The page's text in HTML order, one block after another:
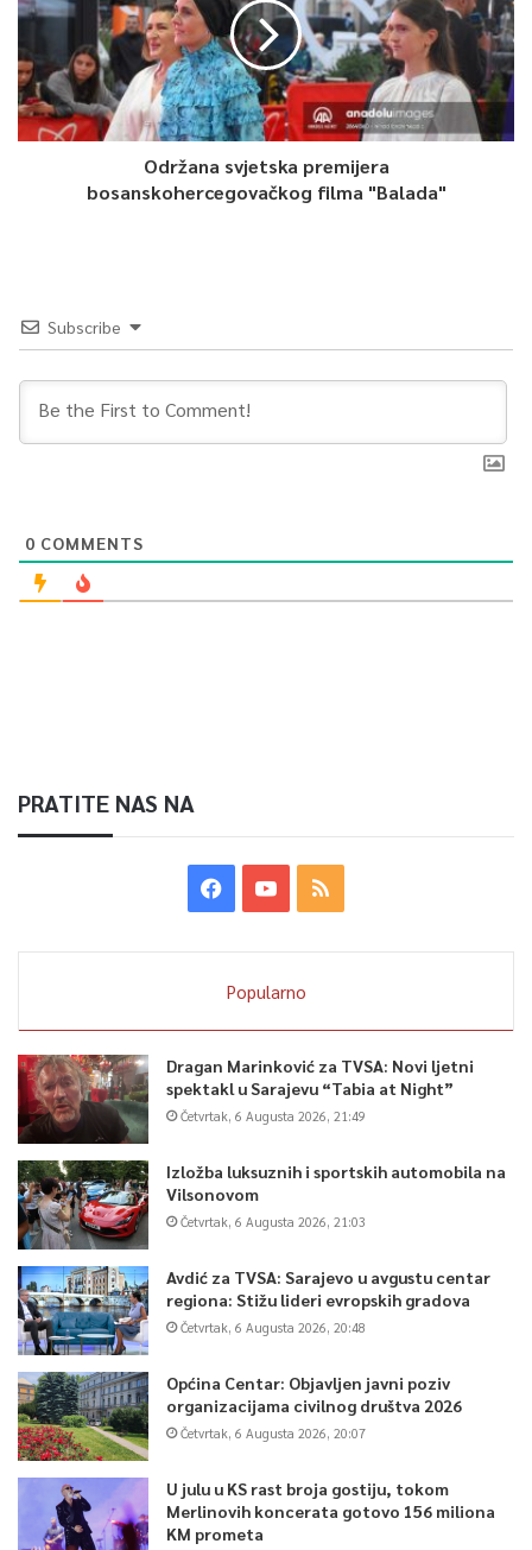
Održana svjetska premijera
bosanskohercegovačkog filma "Balada"
Subscribe
0 COMMENTS
PRATITE NAS NA
Popularno
Dragan Marinković za TVSA: Novi ljetni
spektakl u Sarajevu “Tabia at Night”
Četvrtak, 6 Augusta 2026, 21:49
Izložba luksuznih i sportskih automobila na
Vilsonovom
Četvrtak, 6 Augusta 2026, 21:03
Avdić za TVSA: Sarajevo u avgustu centar
regiona: Stižu lideri evropskih gradova
Četvrtak, 6 Augusta 2026, 20:48
Općina Centar: Objavljen javni poziv
organizacijama civilnog društva 2026
Četvrtak, 6 Augusta 2026, 20:07
U julu u KS rast broja gostiju, tokom
Merlinovih koncerata gotovo 156 miliona
KM prometa